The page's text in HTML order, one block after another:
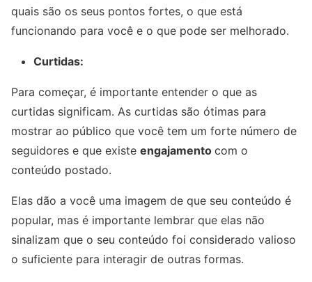
quais são os seus pontos fortes, o que está
funcionando para você e o que pode ser melhorado.
Curtidas:
Para começar, é importante entender o que as
curtidas significam. As curtidas são ótimas para
mostrar ao público que você tem um forte número de
seguidores e que existe engajamento com o
conteúdo postado.
Elas dão a você uma imagem de que seu conteúdo é
popular, mas é importante lembrar que elas não
sinalizam que o seu conteúdo foi considerado valioso
o suficiente para interagir de outras formas.